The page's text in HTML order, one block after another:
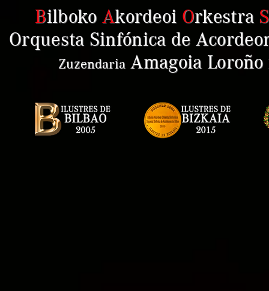
Bilboko Akordeoi Orkestra S
Orquesta Sinfónica de
Zuzendaria Amagoia Loroño